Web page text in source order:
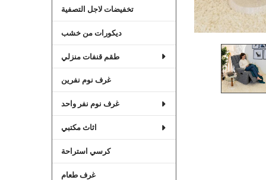
تخفيضات لاجل التصفية
ديكورات من خشب
طقم قنفات منزلي
غرف نوم نفرين
غرف نوم نفر واحد
اثاث مكتبي
كرسي استراحة
غرف طعام